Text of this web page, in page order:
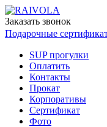
Заказать звонок
Подарочные
SUP прогулки
Оплатить
Контакты
Прокат
Корпоративы
Cертификат
Фото